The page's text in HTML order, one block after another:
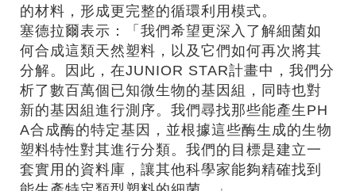
的材料，形成更完整的循環利用模式。
塞德拉爾表示：「我們希望更深入了解細菌如
何合成這類天然塑料，以及它們如何再次將其
分解。因此，在JUNIOR STAR計畫中，我們分
析了數百萬個已知微生物的基因組，同時也對
新的基因組進行測序。我們尋找那些能產生PH
A合成酶的特定基因，並根據這些酶生成的生物
塑料特性對其進行分類。我們的目標是建立一
套實用的資料庫，讓其他科學家能夠精確找到